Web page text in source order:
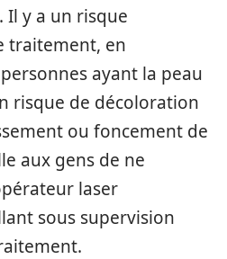
y a un risque
traitement, en
ayant la peau
risque de décoloration
ou foncement de
aux gens de ne
laser
sous supervision